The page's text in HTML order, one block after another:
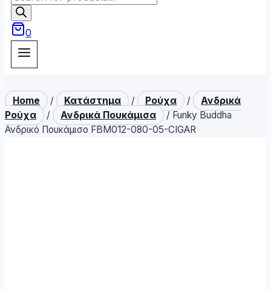
search
0
Home / Κατάστημα / Ρούχα /
Ανδρικά
Ρούχα
/ Ανδρικά Πουκάμισα / Funky Buddha
Ανδρικό Πουκάμισο FBM012-080-05-CIGAR